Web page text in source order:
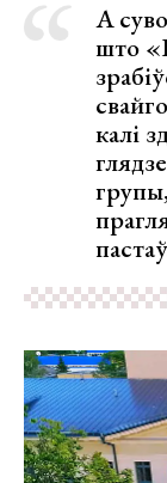
А
што
калі